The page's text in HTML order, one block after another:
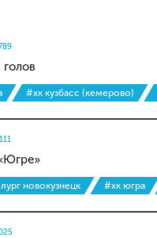
#хк кузбасс (кемерово)
новокузнецк #хк югра